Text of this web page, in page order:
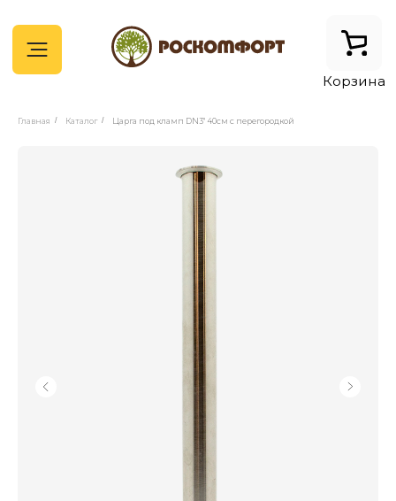
Корзина
Главная / Каталог / Царга под кламп DN3" 40см с перегородкой